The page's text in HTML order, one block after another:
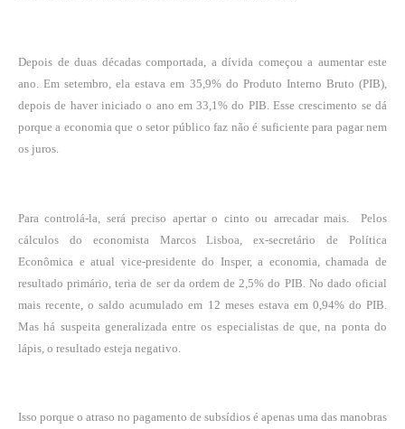
Depois de duas décadas comportada, a dívida começou a aumentar este
ano. Em setembro, ela estava em 35,9% do Produto Interno Bruto (PIB),
depois de haver iniciado o ano em 33,1% do PIB. Esse crescimento se dá
porque a economia que o setor público faz não é suficiente para pagar nem
os juros.
Para controlá-la, será preciso apertar o cinto ou arrecadar mais. Pelos
cálculos do economista Marcos Lisboa, ex-secretário de Política
Econômica e atual vice-presidente do Insper, a economia, chamada de
resultado primário, teria de ser da ordem de 2,5% do PIB. No dado oficial
mais recente, o saldo acumulado em 12 meses estava em 0,94% do PIB.
Mas há suspeita generalizada entre os especialistas de que, na ponta do
lápis, o resultado esteja negativo.
Isso porque o atraso no pagamento de subsídios é apenas uma das manobras